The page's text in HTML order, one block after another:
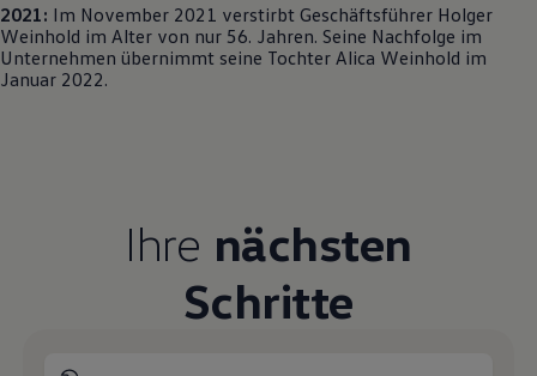
2021: Im November 2021 verstirbt Geschäftsführer Holger
Weinhold im Alter von nur 56. Jahren. Seine Nachfolge im
Unternehmen übernimmt seine Tochter Alica Weinhold im
Januar 2022.
Ihre nächsten
Schritte